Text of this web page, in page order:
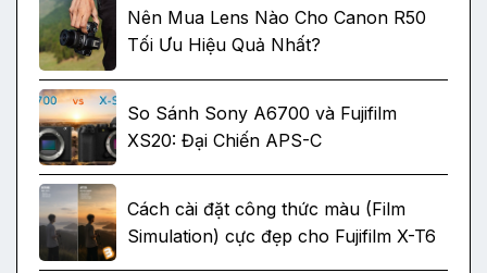
Nên Mua Lens Nào Cho Canon R50
Tối Ưu Hiệu Quả Nhất?
So Sánh Sony A6700 và Fujifilm
XS20: Đại Chiến APS-C
Cách cài đặt công thức màu (Film
Simulation) cực đẹp cho Fujifilm X-T6